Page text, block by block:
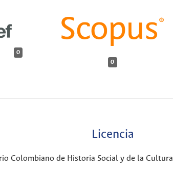
0
0
Licencia
Colombiano de Historia Social y de la Cultura